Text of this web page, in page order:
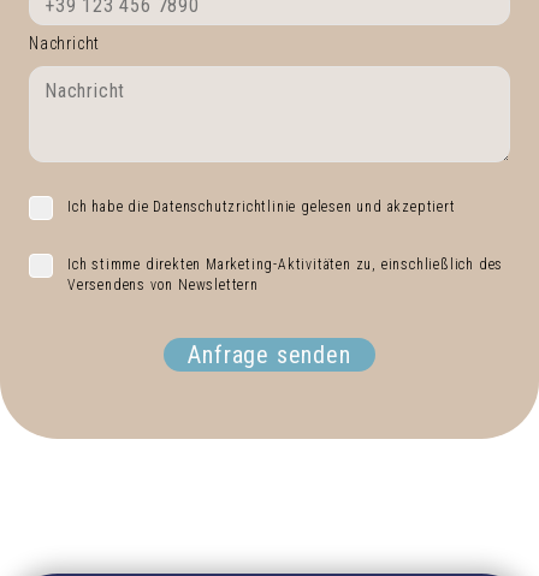
Nachricht
Ich habe die Datenschutzrichtlinie gelesen und akzeptiert
Ich stimme direkten Marketing-Aktivitäten zu, einschließlich des
Versendens von Newslettern
Anfrage senden